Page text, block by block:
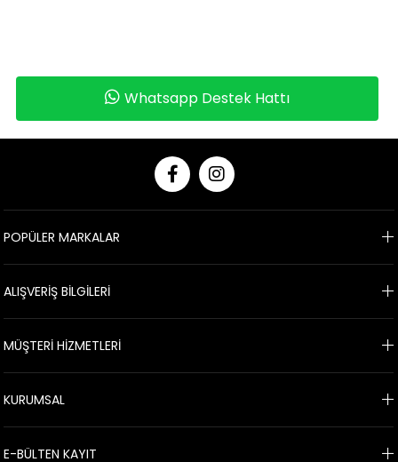
Whatsapp Destek Hattı
POPÜLER MARKALAR
ALIŞVERİŞ BİLGİLERİ
MÜŞTERİ HİZMETLERİ
KURUMSAL
E-BÜLTEN KAYIT